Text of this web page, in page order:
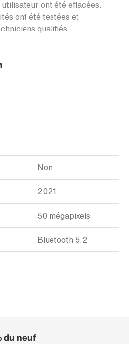
ont été effacées.
ont été testées et
qualifiés.
Non
2021
50 mégapixels
Bluetooth 5.2
du neuf